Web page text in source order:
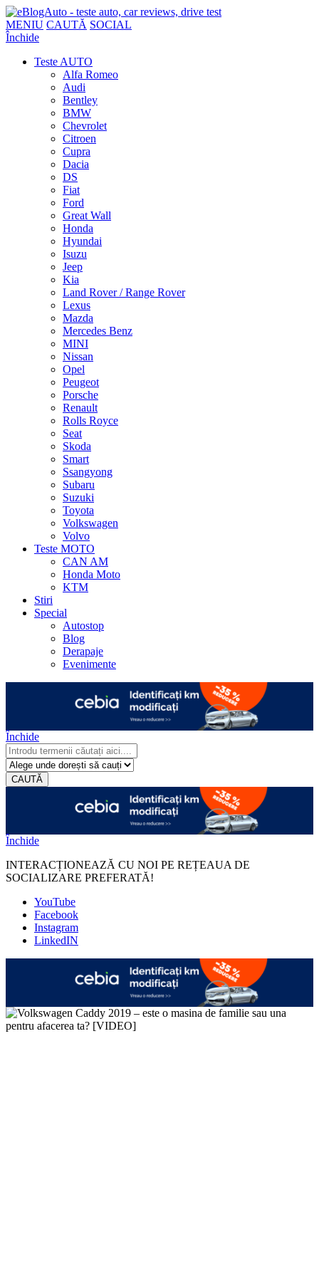
MENIU CAUTĂ SOCIAL
Închide
Teste AUTO
Alfa Romeo
Audi
Bentley
BMW
Chevrolet
Citroen
Cupra
Dacia
DS
Fiat
Ford
Great Wall
Honda
Hyundai
Isuzu
Jeep
Kia
Land Rover / Range Rover
Lexus
Mazda
Mercedes Benz
MINI
Nissan
Opel
Peugeot
Porsche
Renault
Rolls Royce
Seat
Skoda
Smart
Ssangyong
Subaru
Suzuki
Toyota
Volkswagen
Volvo
Teste MOTO
CAN AM
Honda Moto
KTM
Stiri
Special
Autostop
Blog
Derapaje
Evenimente
Închide
CAUTĂ
Închide
INTERACȚIONEAZĂ CU NOI PE REȚEAUA DE
SOCIALIZARE PREFERATĂ!
YouTube
Facebook
Instagram
LinkedIN